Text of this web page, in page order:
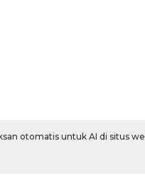
otomatis untuk AI di situs